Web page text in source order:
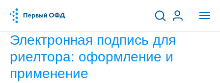
Электронная подпись для
риелтора: оформление и
применение